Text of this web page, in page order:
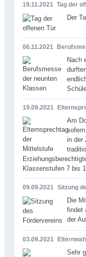
19.11.2021 Tag der
Der
06.11.2021
Nach
19.09.2021
Am
in der
Klassenstufen 7 bis
09.09.2021 Sitzung
Die
findet
der
03.09.2021
Sehr